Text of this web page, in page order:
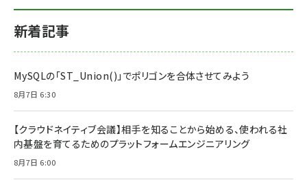
新着記事
MySQLの「ST_Union()」でポリゴンを合体させてみよう
8月7日 6:30
【クラウドネイティブ会議】相手を知ることから始める、使われる社
内基盤を育てるためのプラットフォームエンジニアリング
8月7日 6:00